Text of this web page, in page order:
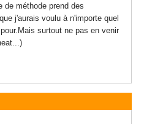
de méthode prend des
j'aurais voulu à n'importe quel
surtout ne pas en venir